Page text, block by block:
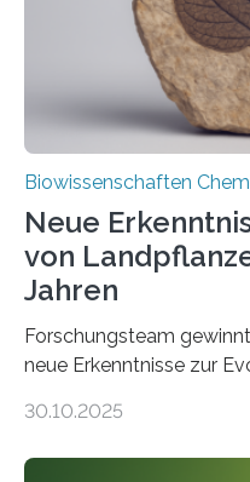
Studie wurde am 28.
Fachzeitschrift…
Biowissenschaften
Neue
von
Jahren
Forschungsteam
neue Erkenntnisse zur
Landpflanzen zählen zu
30.10.2025